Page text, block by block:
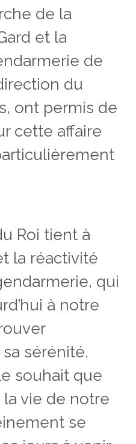
de la
et la
de
du
ont permis de
cette affaire
Roi tient à
la réactivité
qui
à notre
sérénité.
souhait que
vie de notre
se